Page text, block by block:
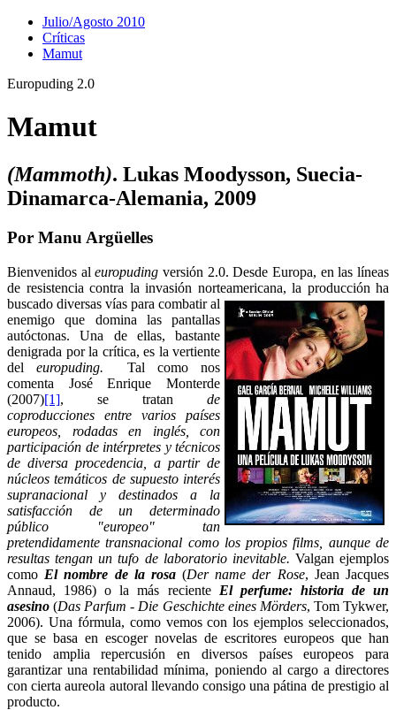
Julio/Agosto 2010
Crí­ticas
Mamut
Europuding 2.0
Mamut
(Mammoth). Lukas Moodysson, Suecia-
Dinamarca-Alemania, 2009
Por Manu Argüelles
Bienvenidos aleuropuding versión 2.0. Desde Europa, en las líneas
de resistencia contra la invasión norteamericana, la producción ha
buscado diversas vías para combatir al
enemigo que domina las pantallas
autóctonas. Una de ellas, bastante
denigrada por la crítica, es la vertiente
del europuding.Tal como nos
comenta José Enrique Monterde
(2007)[1], se tratan de
coproducciones entre varios países
europeos, rodadas en inglés, con
participación de intérpretes y técnicos
de diversa procedencia, a partir de
núcleos temáticos de supuesto interés
supranacional y destinados a la
satisfacción de un determinado
público "europeo" tan
pretendidamente transnacional como los propios films, aunque de
resultas tengan un tufo de laboratorio inevitable. Valgan ejemplos
como El nombre de la rosa(Der name der Rose, Jean Jacques
Annaud, 1986) o la más reciente El perfume: historia de un
asesino (Das Parfum - Die Geschichte eines Mörders, Tom Tykwer,
2006). Una fórmula, como vemos con los ejemplos seleccionados,
que se basa en escoger novelas de escritores europeos que han
tenido amplia repercusión en diversos países europeos para
garantizar una rentabilidad mínima, poniendo al cargo a directores
con cierta aureola autoral llevando consigo una pátina de prestigio al
producto.